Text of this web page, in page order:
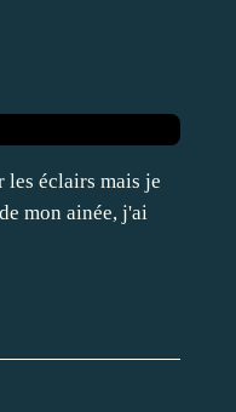
les éclairs mais je
mon ainée, j'ai